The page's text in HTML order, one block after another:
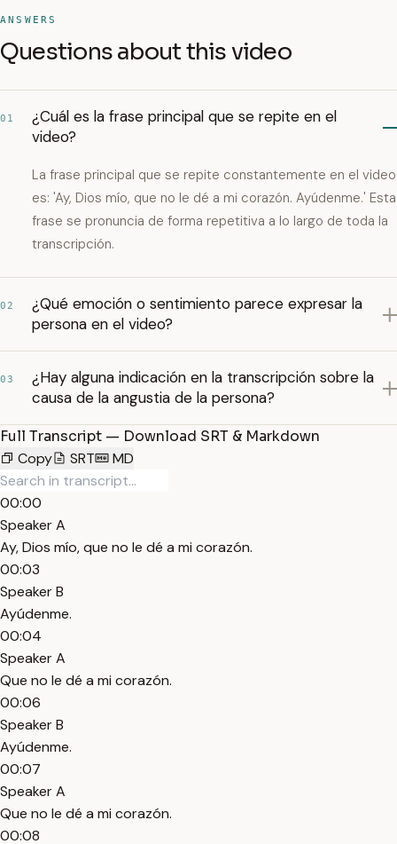
ANSWERS
Questions about this video
01
¿Cuál es la frase principal que se repite en el
video?
La frase principal que se repite constantemente en el video
es: 'Ay, Dios mío, que no le dé a mi corazón. Ayúdenme.' Esta
frase se pronuncia de forma repetitiva a lo largo de toda la
transcripción.
02
¿Qué emoción o sentimiento parece expresar la
persona en el video?
03
¿Hay alguna indicación en la transcripción sobre la
causa de la angustia de la persona?
Full Transcript — Download SRT & Markdown
Copy
SRT MD
00:00
Speaker A
Ay, Dios mío, que no le dé a mi corazón.
00:03
Speaker B
Ayúdenme.
00:04
Speaker A
Que no le dé a mi corazón.
00:06
Speaker B
Ayúdenme.
00:07
Speaker A
Que no le dé a mi corazón.
00:08